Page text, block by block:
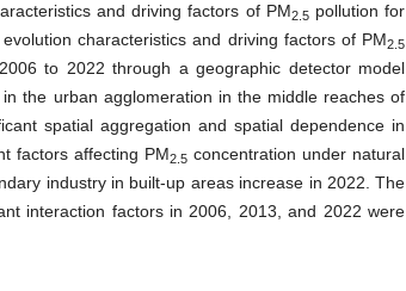
and driving factors of PM2.5pollution for
characteristics and driving factors of PM2.5
to 2022 through a geographic detector model
the urban agglomeration in the middle reaches of
spatial aggregation and spatial dependence in
factors affecting PM2.5 concentration under natural
industry in built-up areas increase in 2022. The
interaction factors in 2006, 2013, and 2022 were